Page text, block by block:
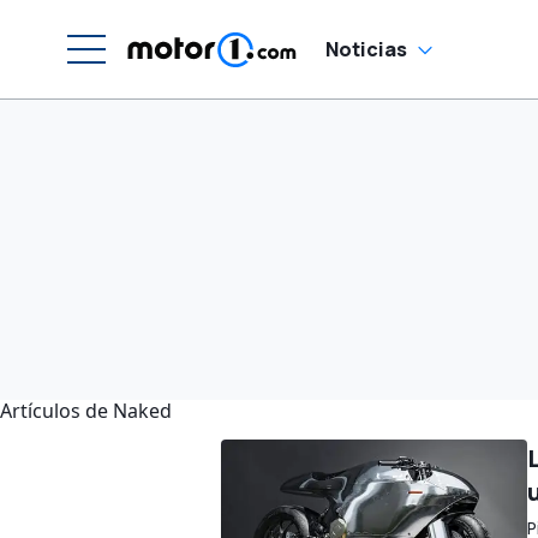
Noticias
Artículos de Naked